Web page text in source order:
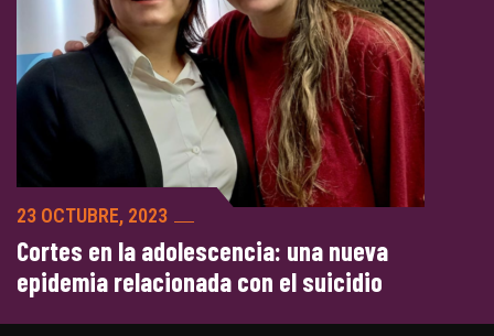
23 OCTUBRE, 2023
Cortes en la adolescencia: una nueva
epidemia relacionada con el suicidio